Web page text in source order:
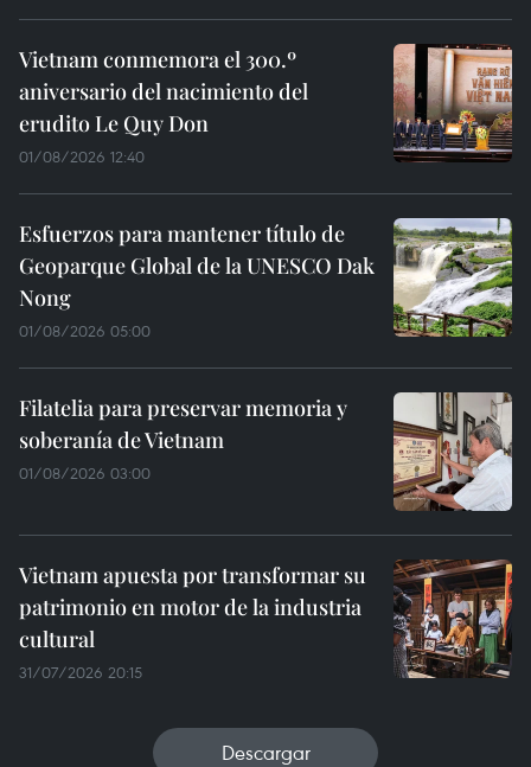
Vietnam conmemora el 300.º
aniversario del nacimiento del
erudito Le Quy Don
01/08/2026 12:40
Esfuerzos para mantener título de
Geoparque Global de la UNESCO Dak
Nong
01/08/2026 05:00
Filatelia para preservar memoria y
soberanía de Vietnam
01/08/2026 03:00
Vietnam apuesta por transformar su
patrimonio en motor de la industria
cultural
31/07/2026 20:15
Descargar